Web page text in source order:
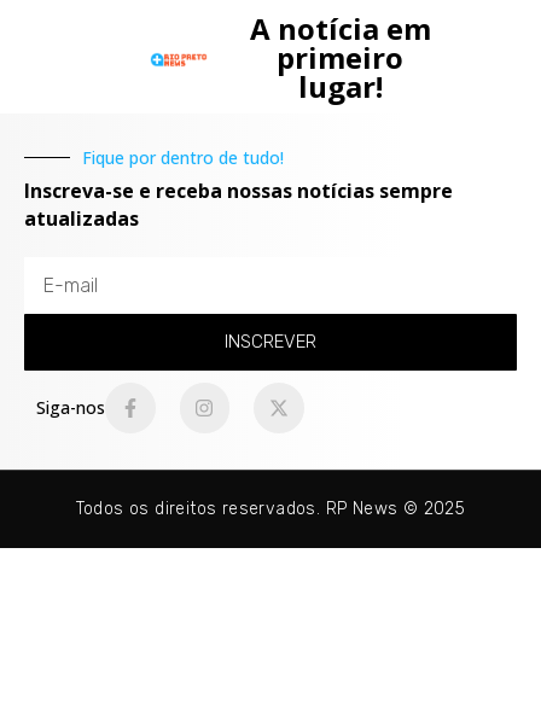
A notícia em
primeiro
lugar!
Fique por dentro de tudo!
Inscreva-se e receba nossas notícias sempre
atualizadas
INSCREVER
Siga-nos
Todos os direitos reservados. RP News © 2025